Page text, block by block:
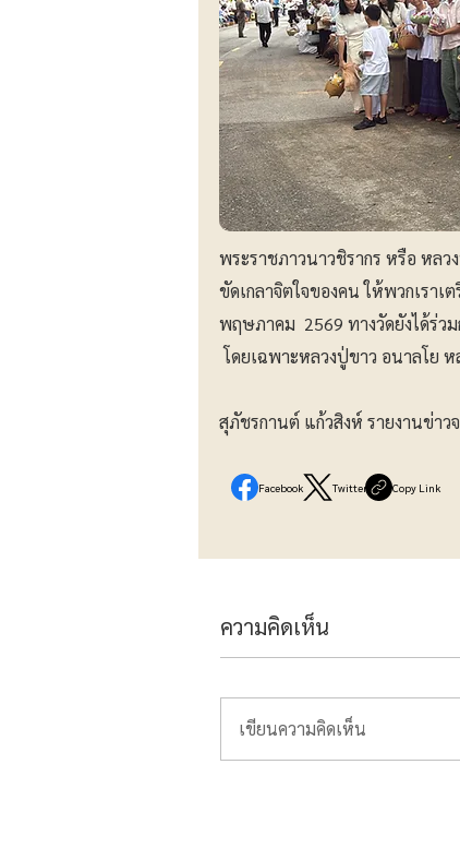
พระราชภาวนาวชิรากร หรือ หล
ขัดเกลาจิตใจของคน ให้พวกเรา
พฤษภาคม 2569 ทางวัดยังได้ร่ว
โดยเฉพาะหลวงปู่ขาว อนาลโย
สุภัชรกานต์ แก้วสิงห์ รายงานข่าว
Facebook Twitter Copy Link
ความคิดเห็น
เขียนความคิดเห็น